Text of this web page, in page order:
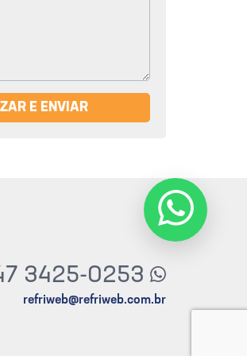
E ENVIAR
3425-0253
refriweb@refriweb.com.br